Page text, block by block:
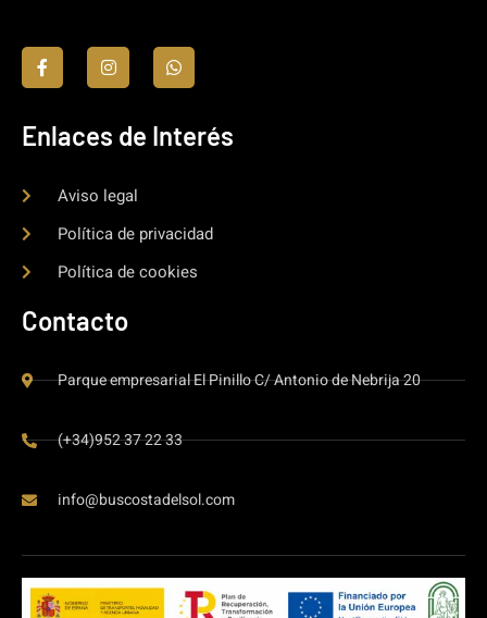
Enlaces de Interés
Aviso legal
Política de privacidad
Política de cookies
Contacto
Parque empresarial El Pinillo C/ Antonio de Nebrija 20
(+34)952 37 22 33
info@buscostadelsol.com